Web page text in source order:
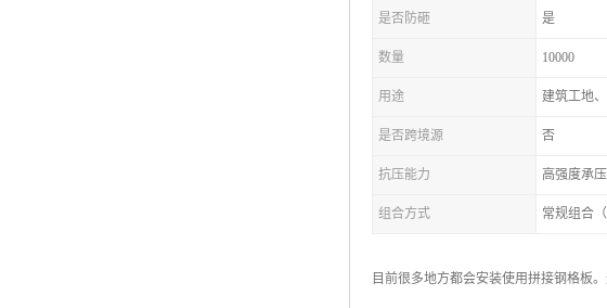
是否防砸 是
数量 10000
用途 建筑工地
是否跨境源 否
抗压能力 高强度承压
组合方式 常规组合
目前很多地方都会安装使用拼接钢格板